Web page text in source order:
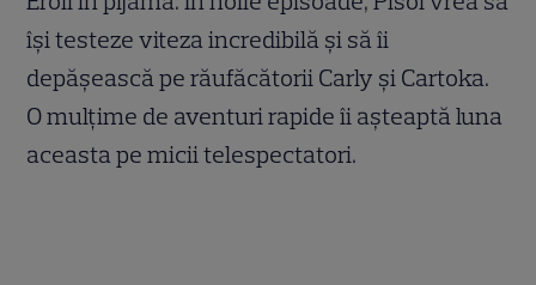
își testeze viteza incredibilă și să îi
depășească pe răufăcătorii Carly și Cartoka.
O mulțime de aventuri rapide îi așteaptă luna
aceasta pe micii telespectatori.